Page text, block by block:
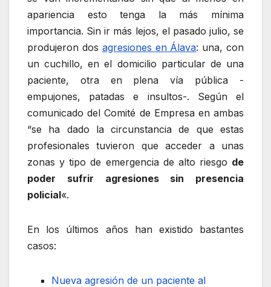
apariencia esto tenga la más mínima
importancia. Sin ir más lejos, el pasado julio, se
produjeron dos agresiones en Álava: una, con
un cuchillo, en el domicilio particular de una
paciente, otra en plena vía pública -
empujones, patadas e insultos-. Según el
comunicado del Comité de Empresa en ambas
“se ha dado la circunstancia de que estas
profesionales tuvieron que acceder a unas
zonas y tipo de emergencia de alto riesgo de
poder sufrir agresiones sin presencia
policial«.
En los últimos años han existido bastantes
casos:
Nueva agresión de un paciente al